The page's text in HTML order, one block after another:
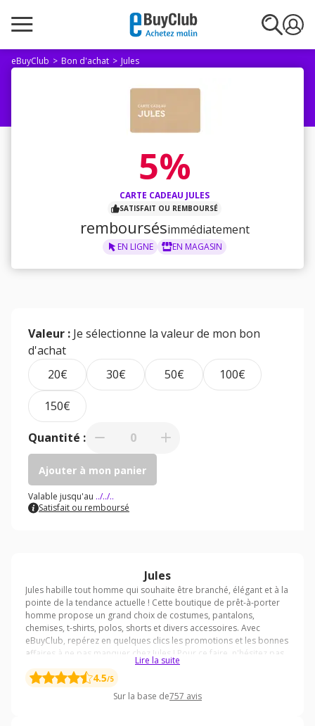
eBuyClub Bon d'achat Jules
5%
CARTE CADEAU JULES
SATISFAIT OU REMBOURSÉ
remboursésimmédiatement
EN LIGNE EN MAGASIN
Valeur : Je sélectionne la valeur de mon bon
d'achat
20€
30€ 50€ 100€
150€
Quantité : 0
Ajouter à mon panier
Valable jusqu'au ../../..
Satisfait ou remboursé
Jules
Lire la suite
4.5/5
Sur la base de757 avis